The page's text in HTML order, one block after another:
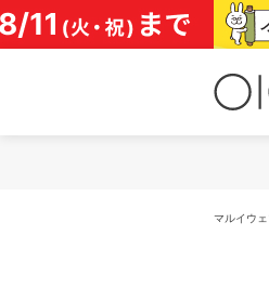
コ
ン
テ
マルイウ